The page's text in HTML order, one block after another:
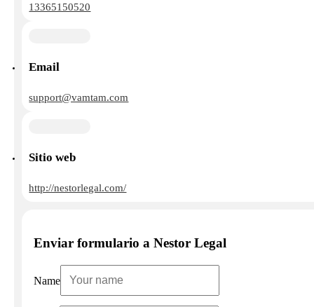
13365150520
Email
support@vamtam.com
Sitio web
http://nestorlegal.com/
Enviar formulario a Nestor Legal
Name